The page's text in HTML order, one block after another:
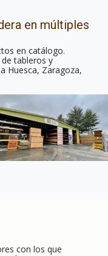
en múltiples
en catálogo.
tableros y
Huesca, Zaragoza,
con los que